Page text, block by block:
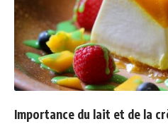
Importance du lait et de la